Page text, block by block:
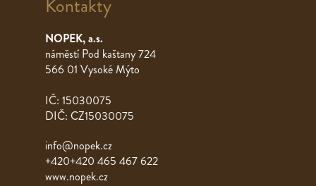
Kontakty
NOPEK, a.s.
náměstí Pod kaštany 724
566 01 Vysoké Mýto
IČ: 15030075
DIČ: CZ15030075
info@nopek.cz
+420+420 465 467 622
www.nopek.cz